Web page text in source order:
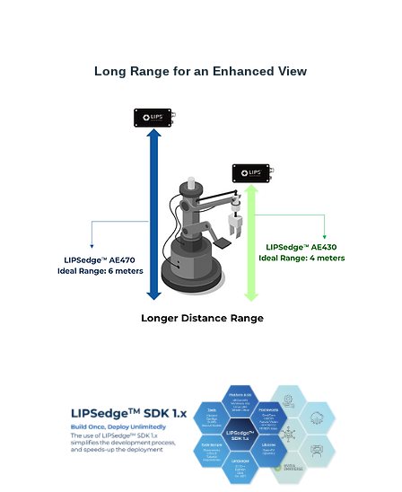
Long Range for an Enhanced View